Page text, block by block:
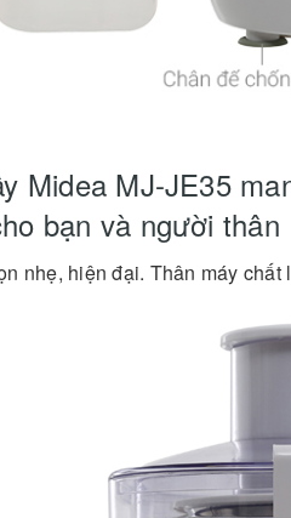
Midea MJ-JE35
bạn và người thân
nhẹ, hiện đại. Thân máy